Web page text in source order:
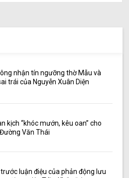
nhận tín ngưỡng thờ Mẫu và
trái của Nguyễn Xuân Diện
kịch “khóc mướn, kêu oan” cho
Văn Thái
luận điệu của phản động lưu